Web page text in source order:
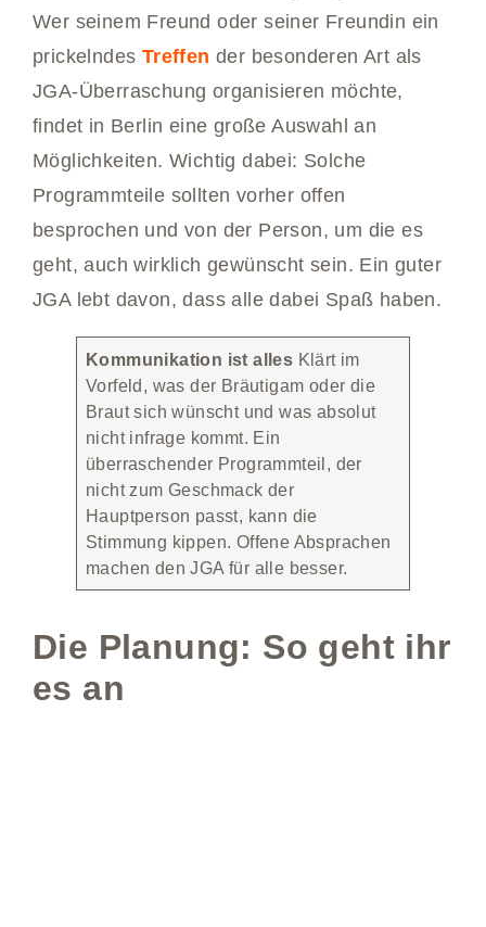
Wer seinem Freund oder seiner Freundin ein
prickelndes Treffen der besonderen Art als
JGA-Überraschung organisieren möchte,
findet in Berlin eine große Auswahl an
Möglichkeiten. Wichtig dabei: Solche
Programmteile sollten vorher offen
besprochen und von der Person, um die es
geht, auch wirklich gewünscht sein. Ein guter
JGA lebt davon, dass alle dabei Spaß haben.
Kommunikation ist alles Klärt im
Vorfeld, was der Bräutigam oder die
Braut sich wünscht und was absolut
nicht infrage kommt. Ein
überraschender Programmteil, der
nicht zum Geschmack der
Hauptperson passt, kann die
Stimmung kippen. Offene Absprachen
machen den JGA für alle besser.
Die Planung: So geht ihr
es an